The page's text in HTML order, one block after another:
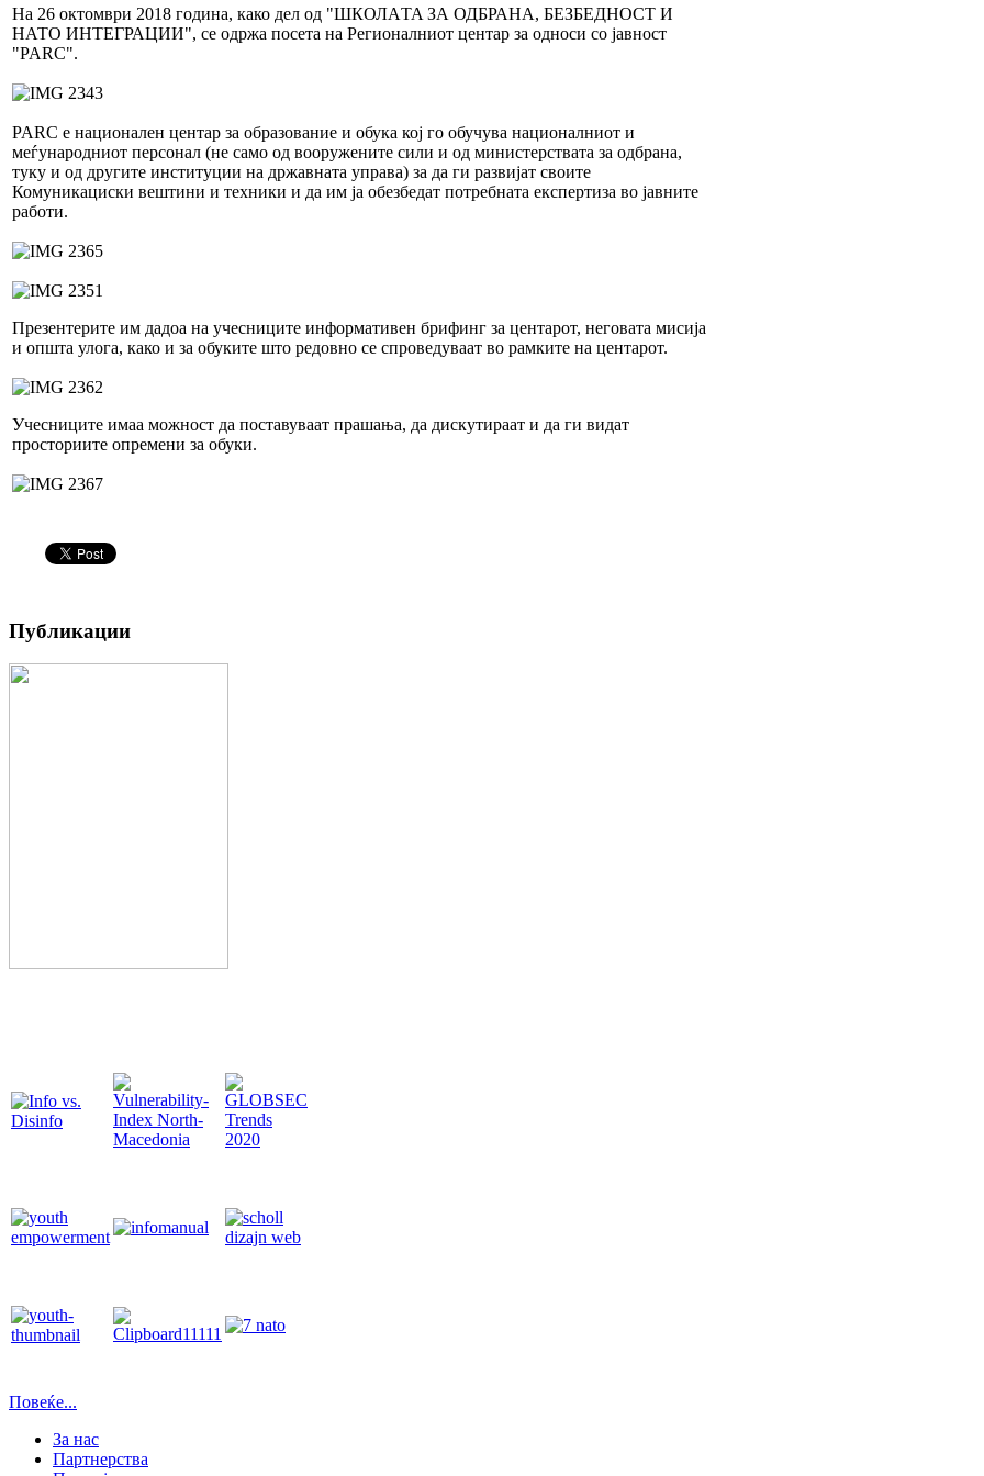
На 26 октомври 2018 година, како дел од "ШКОЛАTA ЗА ОДБРАНА, БЕЗБЕДНОСТ И
НАТО ИНТЕГРАЦИИ", се одржа посета на Регионалниот центар за односи со јавност
"PARC".
PARC е национален центар за образование и обука кој го обучува националниот и
меѓународниот персонал (не само од вооружените сили и од министерствата за одбрана,
туку и од другите институции на државната управа) за да ги развијат своите
Комуникациски вештини и техники и да им ја обезбедат потребната експертиза во јавните
работи.
Презентерите им дадоа на учесниците информативен брифинг за центарот, неговата мисија
и општа улога, како и за обуките што редовно се спроведуваат во рамките на центарот.
Учесниците имаа можност да поставуваат прашања, да дискутираат и да ги видат
просториите опремени за обуки.
Публикации
Повеќе...
За нас
Партнерства